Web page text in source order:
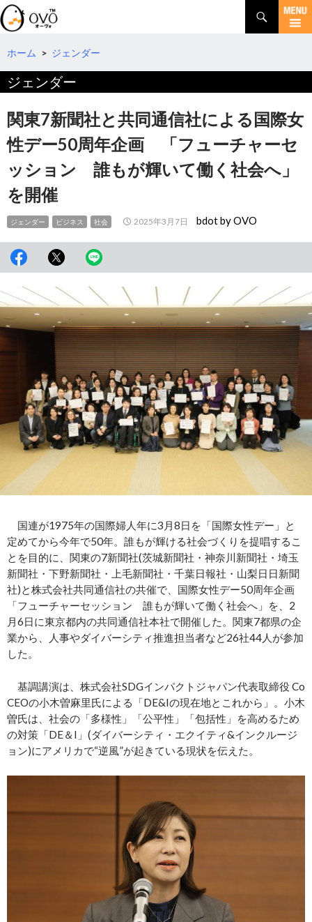
検
索
コ
テ
ツ
へ
移
動
ホーム > ジェンダー
ジェンダー
関東7新聞社と共同通信社による国際女
性デー50周年企画 「フューチャーセ
ッション 誰もが輝いて働く社会へ」
を開催
ジェンダー ビジネス 社会 2025年3月7日 bdot by OVO
国連が1975年の国際婦人年に3月8日を「国際女性デー」と
定めてから今年で50年。誰もが輝ける社会づくりを提唱するこ
とを目的に、関東の7新聞社(茨城新聞社・神奈川新聞社・埼玉
新聞社・下野新聞社・上毛新聞社・千葉日報社・山梨日日新聞
社)と株式会社共同通信社の共催で、国際女性デー50周年企画
「フューチャーセッション 誰もが輝いて働く社会へ」を、2
月6日に東京都内の共同通信社本社で開催した。関東7都県の企
業から、人事やダイバーシティ推進担当者など26社44人が参加
した。
基調講演は、株式会社SDGインパクトジャパン代表取締役 Co
CEOの小木曽麻里氏による「DE&Iの現在地とこれから」。小木
曽氏は、社会の「多様性」「公平性」「包括性」を高めるため
の対策「DE＆I」(ダイバーシティ・エクイティ&インクルージ
ョン)にアメリカで“逆風”が起きている現状を伝えた。